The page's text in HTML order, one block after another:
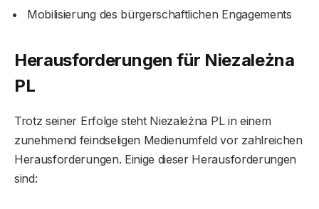
Mobilisierung des bürgerschaftlichen Engagements
Herausforderungen für Niezależna
PL
Trotz seiner Erfolge steht Niezależna PL in einem
zunehmend feindseligen Medienumfeld vor zahlreichen
Herausforderungen. Einige dieser Herausforderungen
sind: